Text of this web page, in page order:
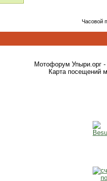
Часовой
Мотофорум Упыри.орг -
Карта посещений